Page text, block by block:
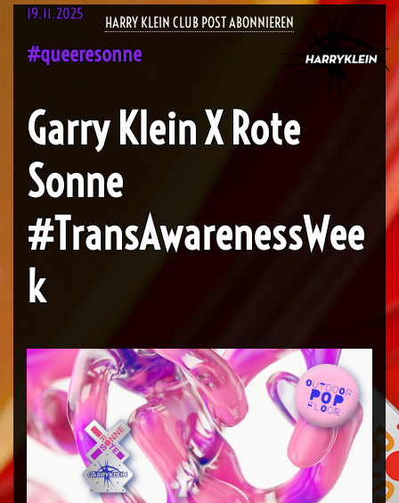
HARRY KLEIN CLUB POST ABONNIEREN
19.11.2025
#queeresonne
Garry Klein X Rote
Sonne
#TransAwarenessWee
k